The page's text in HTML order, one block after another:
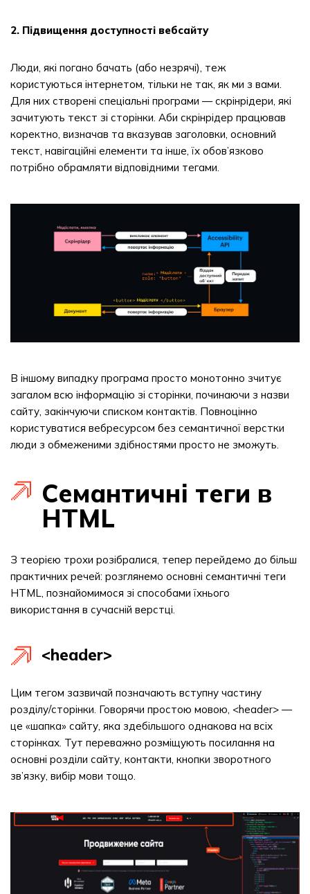
2. Підвищення доступності вебсайту
Люди, які погано бачать (або незрячі), теж
користуються інтернетом, тільки не так, як ми з вами.
Для них створені спеціальні програми — скрінрідери, які
зачитують текст зі сторінки. Аби скрінрідер працював
коректно, визначав та вказував заголовки, основний
текст, навігаційні елементи та інше, їх обов’язково
потрібно обрамляти відповідними тегами.
В іншому випадку програма просто монотонно зчитує
загалом всю інформацію зі сторінки, починаючи з назви
сайту, закінчуючи списком контактів. Повноцінно
користуватися вебресурсом без семантичної верстки
люди з обмеженими здібностями просто не зможуть.
Семантичні теги в
HTML
З теорією трохи розібралися, тепер перейдемо до більш
практичних речей: розглянемо основні семантичні теги
HTML, познайомимося зі способами їхнього
використання в сучасній верстці.
<header>
Цим тегом зазвичай позначають вступну частину
розділу/сторінки. Говорячи простою мовою, <header> —
це «шапка» сайту, яка здебільшого однакова на всіх
сторінках. Тут переважно розміщують посилання на
основні розділи сайту, контакти, кнопки зворотного
зв’язку, вибір мови тощо.